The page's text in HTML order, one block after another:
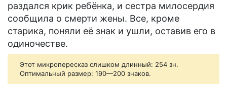
раздался крик ребёнка, и сестра милосердия
сообщила о смерти жены. Все, кроме
старика, поняли её знак и ушли, оставив его в
одиночестве.
Этот микропересказ слишком длинный: 254 зн.
Оптимальный размер: 190—200 знаков.